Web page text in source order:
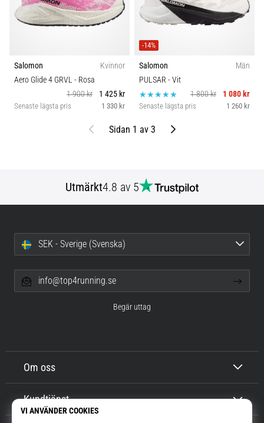
Salomon
Kvinnor
Aero Glide 4 GRVL - Rosa
1 900 kr
1 425 kr
Senaste lägsta pris 1 330 kr
-14%
Salomon
Män
PULSAR - Vit
1 800 kr
1 080 kr
Senaste lägsta pris 1 260 kr
Föregående
Sidan 1 av 3 Nästa
Utmärkt4.8 av 5
Om oss
Kundtjänst
SEK - Sverige (Svenska)
info@top4running.se
Begär uttag